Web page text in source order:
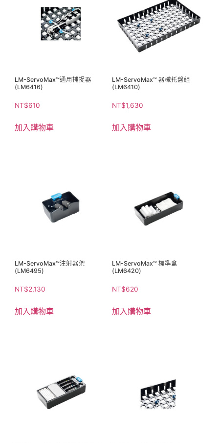
LM-ServoMax™通用捕捉器
(LM6416)
NT$610
加入購物車
LM-ServoMax™ 器械托盤組
(LM6410)
NT$1,630
加入購物車
LM-ServoMax™注射器架
(LM6495)
NT$2,130
加入購物車
LM-ServoMax™ 標準盒
(LM6420)
NT$620
加入購物車